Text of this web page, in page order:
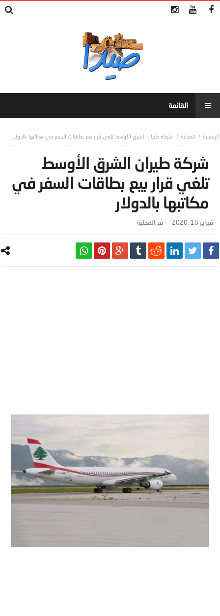
المحلية شركة طيران الشرق الأوسط تلغي قرار بيع بطاقات السفر في مكاتبها بالدولار
شركة طيران الشرق الأوسط
تلغي قرار بيع بطاقات السفر في
مكاتبها بالدولار
- فبراير 16, 2020 - ‎في المحلية